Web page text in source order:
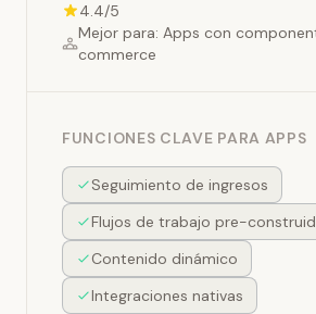
4.4/5
Mejor para: Apps con
commerce
FUNCIONES CLAVE PARA APPS
Seguimiento de ingresos
Flujos de trabajo pre-
Contenido dinámico
Integraciones nativas